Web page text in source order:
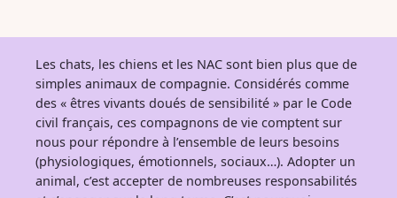
Les chats, les chiens et les NAC sont bien plus que de
simples animaux de compagnie. Considérés comme
des « êtres vivants doués de sensibilité » par le Code
civil français, ces compagnons de vie comptent sur
nous pour répondre à l’ensemble de leurs besoins
(physiologiques, émotionnels, sociaux…). Adopter un
animal, c’est accepter de nombreuses responsabilités